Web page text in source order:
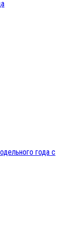
года с